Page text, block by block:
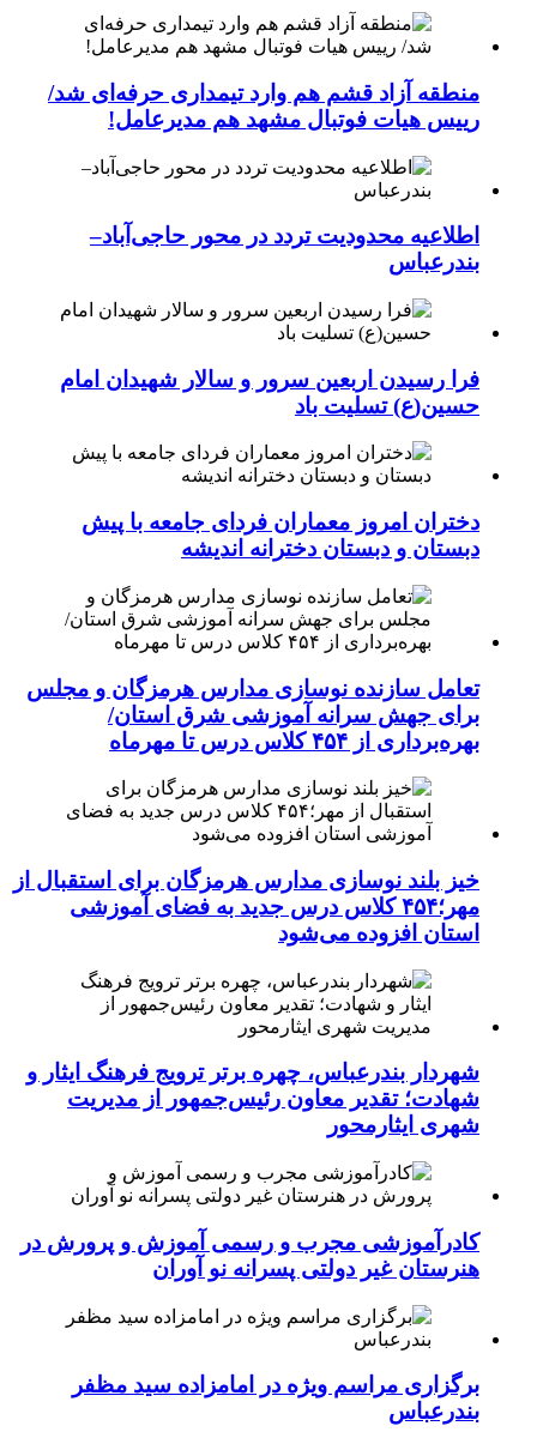
منطقه آزاد قشم هم وارد تیمداری حرفه‌ای شد/
رییس هیات فوتبال مشهد هم مدیرعامل!
اطلاعیه محدودیت تردد در محور حاجی‌آباد–
بندرعباس
فرا رسیدن اربعین سرور و سالار شهیدان امام
حسین(ع) تسلیت باد
دختران امروز معماران فردای جامعه با پیش
دبستان و دبستان دخترانه اندیشه
تعامل سازنده نوسازی مدارس هرمزگان و مجلس
برای جهش سرانه آموزشی شرق استان/
بهره‌برداری از ۴۵۴ کلاس درس تا مهرماه
خیز بلند نوسازی مدارس هرمزگان برای استقبال از
مهر؛۴۵۴ کلاس درس جدید به فضای آموزشی
استان افزوده می‌شود
شهردار بندرعباس، چهره برتر ترویج فرهنگ ایثار و
شهادت؛ تقدیر معاون رئیس‌جمهور از مدیریت
شهری ایثارمحور
کادرآموزشی مجرب و رسمی آموزش و پرورش در
هنرستان غیر دولتی پسرانه نو آوران
برگزاری مراسم ویژه در امامزاده سید مظفر
بندرعباس